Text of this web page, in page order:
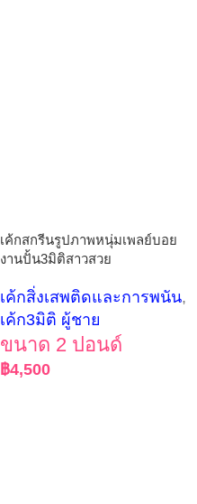
เค้กสกรีนรูปภาพหนุ่มเพลย์บอย
งานปั้น3มิติสาวสวย
เค้กสิ่งเสพติดและการพนัน,
เค้ก3มิติ ผู้ชาย
ขนาด 2 ปอนด์
฿4,500